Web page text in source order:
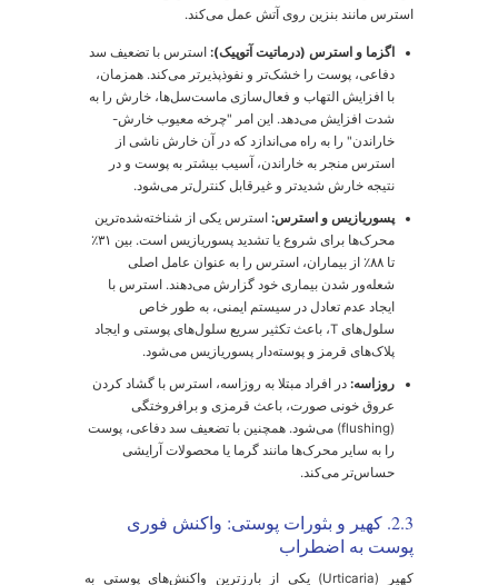
فولیکول‌ها از فاز
رشد به فاز
استراحت
استرس
افلوویوم)
بخش ۲: نشانه‌های استرس بر روی
شما: از جوش‌های عصبی تا
زودرس
که با مکانیسم‌های علمی آشنا شدیم، بیایید ببینیم این
در عمل چگونه روی پوست شما ظاهر می‌شوند.
استرس روی پوستمی‌تواند از یک جوش ساده تا
2.1. آکنه استرسی (جوش عصبی): چرا
هم جوش می‌زنند؟
از افراد تصور می‌کنند آکنه فقط مختص دوران
است، اما استرس یکی از دلایل اصلی بروز آکنه در
است.